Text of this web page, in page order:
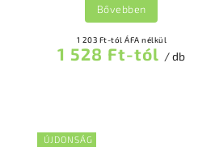
1 203 Ft-tól ÁFA nélkül
1 528 Ft-tól / db
Bővebben
ÚJDONSÁG